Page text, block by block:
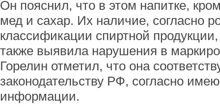
Он пояснил, что в этом напитке,
мед и сахар. Их наличие, согласно
классификации спиртной
также выявила нарушения в
Горелин отметил, что она
законодательству РФ, согласно
информации.